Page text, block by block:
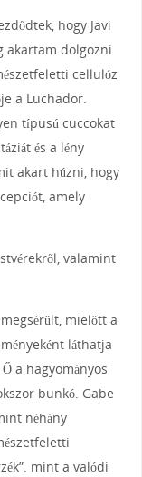
hogy Javi
akartam dolgozni
cellulóz
a Luchador.
típusú cuccokat
és a lény
akart húzni, hogy
amely
valamint
mielőtt a
láthatja
a hagyományos
bunkó. Gabe
néhány
mint a valódi